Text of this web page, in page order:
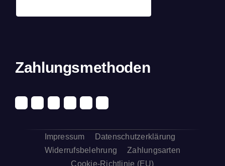
Zahlungsmethoden
Impressum
Datenschutzerklärung
Widerrufsbelehrung
Zahlungsarten
Cookie-Richtlinie (EU)